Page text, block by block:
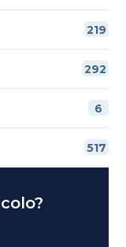
219
292
6
517